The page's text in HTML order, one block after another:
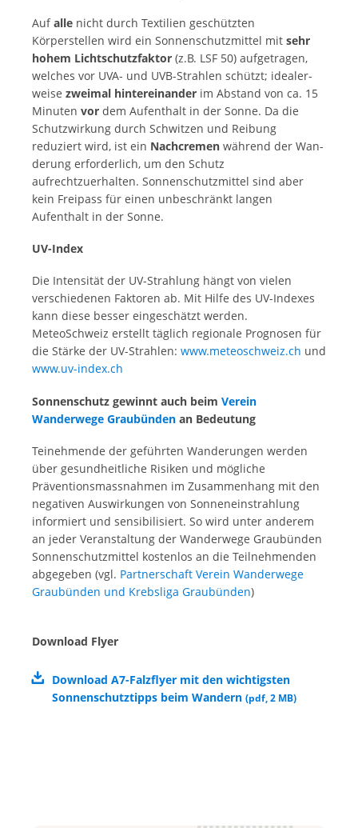
Aufalle nicht durch Textilien geschützten
Körperstellen wird ein Sonnenschutzmittel mit sehr
hohem Lichtschutzfaktor (z.B. LSF 50) aufgetragen,
welches vor UVA- und UVB-Strahlen schützt; idealer­
weise zweimal hintereinander im Abstand von ca. 15
Minuten vor dem Aufenthalt in der Sonne. Da die
Schutzwirkung durch Schwitzen und Reibung
reduziert wird, ist ein Nachcremen während der Wan­
derung erforderlich, um den Schutz
aufrechtzuerhalten. Sonnen­schutzmittel sind aber
kein Freipass für einen unbeschränkt langen
Aufenthalt in der Sonne.
UV-Index
Die Intensität der UV-Strahlung hängt von vielen
verschiedenen Faktoren ab. Mit Hilfe des UV-Indexes
kann diese besser eingeschätzt werden.
MeteoSchweiz erstellt täglich regionale Prognosen für
die Stärke der UV-Strahlen: www.meteoschweiz.ch und
www.uv-index.ch
Sonnenschutz gewinnt auch beim Verein
Wanderwege Graubünden an Bedeutung
Teinehmende der geführten Wanderungen werden
über gesundheitliche Risiken und mögliche
Präventionsmassnahmen im Zusammenhang mit den
negativen Auswirkungen von Sonneneinstrahlung
informiert und sensibilisiert. So wird unter anderem
an jeder Veranstaltung der Wanderwege Graubünden
Sonnenschutzmittel kostenlos an die Teilnehmenden
abgegeben (vgl. Partnerschaft Verein Wanderwege
Graubünden und Krebsliga Graubünden)
Download Flyer
Download A7-Falzflyer mit den wichtigsten
Sonnenschutztipps beim Wandern (pdf,2 MB)